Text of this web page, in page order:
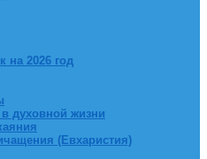
на 2026 год
в духовной жизни
(Евхаристия)